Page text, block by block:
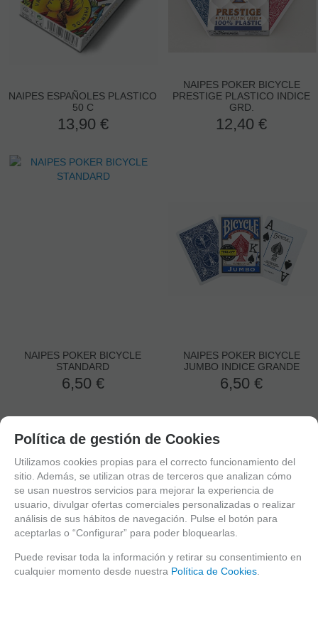
NAIPES ESPAÑOLES PLASTICO
50 C
13,90 €
NAIPES POKER BICYCLE
PRESTIGE PLASTICO INDICE
GRD.
12,40 €
NAIPES POKER BICYCLE
STANDARD
6,50 €
NAIPES POKER BICYCLE
JUMBO INDICE GRANDE
6,50 €
Política de gestión de Cookies
Utilizamos cookies propias para el correcto funcionamiento del
sitio. Además, se utilizan otras de terceros que analizan cómo
se usan nuestros servicios para mejorar la experiencia de
usuario, divulgar ofertas comerciales personalizadas o realizar
análisis de sus hábitos de navegación. Pulse el botón para
aceptarlas o “Configurar” para poder bloquearlas.
Puede revisar toda la información y retirar su consentimiento en
cualquier momento desde nuestra Política de Cookies